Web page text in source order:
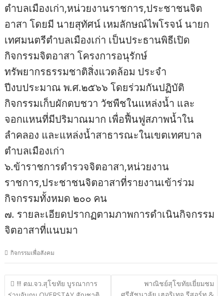
ตำบลเมืองเก่า,หน่วยงานราชการ,ประชาชนจิต
อาสา โดยมี นายสุทัศน์ เหมลักษณ์ไพโรจน์ นายก
เทศมนตรีตำบลเมืองเก่า เป็นประธานพิธีเปิด
กิจกรรมจิตอาสา โครงการอนุรักษ์
ทรัพยากรธรรมชาติสิ่งแวดล้อม ประจำ
ปีงบประมาณ พ.ศ.๒๕๖๖ โดยร่วมกันปฏิบัติ
กิจกรรมเก็บผักตบชวา วัชพืชในแหล่งน้ำ และ
จอกแหนที่มีปริมาณมาก เพื่อฟื้นฟูสภาพน้ำใน
ลำคลอง และแหล่งน้ำสาธารณะในเขตเทศบาล
ตำบลเมืองเก่า
๖.ข้าราชการตำรวจจิตอาสา,หน่วยงาน
ราชการ,ประชาชนจิตอาสาที่รายงานเข้าร่วม
กิจกรรมทั้งหมด ๒๐๐ คน
๗. รายละเอียดปรากฏตามภาพการดำเนินกิจกรรม
จิตอาสาที่แนบมา
กิจกรรมเพื่อสังคม
แนะแนว
!!! ตม.จว.สุโขทัย บูรณาการ
พาณิชย์สุโขทัยเยี่ยมชม